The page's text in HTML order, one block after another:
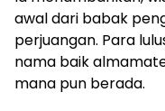
awal dari babak
perjuangan. Para
nama baik
mana pun berada.